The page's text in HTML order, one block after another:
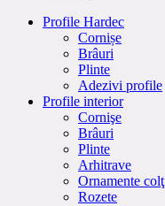
Profile Hardec
Cornișe
Brâuri
Plinte
Adezivi profile
Profile interior
Cornişe
Brâuri
Plinte
Arhitrave
Ornamente colţ
Rozete